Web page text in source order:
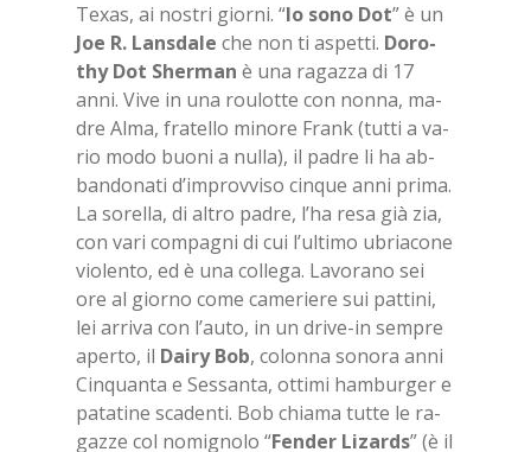
Te­xas, ai no­stri gior­ni. “Io sono Dot” è un
Joe R. Lan­sda­le che non ti aspet­ti. Do­ro­
thy Dot Sher­man è una ra­gaz­za di 17
anni. Vive in una rou­lot­te con non­na, ma­
dre Alma, fra­tel­lo mi­no­re Frank (tut­ti a va­
rio modo buo­ni a nul­la), il pa­dre li ha ab­
ban­do­na­ti d’im­prov­vi­so cin­que anni pri­ma.
La so­rel­la, di al­tro pa­dre, l’ha resa già zia,
con vari com­pa­gni di cui l’ul­ti­mo ubria­co­ne
vio­len­to, ed è una col­le­ga. La­vo­ra­no sei
ore al gior­no come ca­me­rie­re sui pat­ti­ni,
lei ar­ri­va con l’au­to, in un dri­ve-in sem­pre
aper­to, il Dai­ry Bob, co­lon­na so­no­ra anni
Cin­quan­ta e Ses­san­ta, ot­ti­mi ham­bur­ger e
pa­ta­ti­ne sca­den­ti. Bob chia­ma tut­te le ra­
gaz­ze col no­mi­gno­lo “Fen­der Li­zards” (è il